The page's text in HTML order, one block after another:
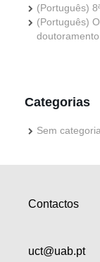
(Português)
(Português)
Categorias
Sem categoria
Contactos
uct@uab.pt